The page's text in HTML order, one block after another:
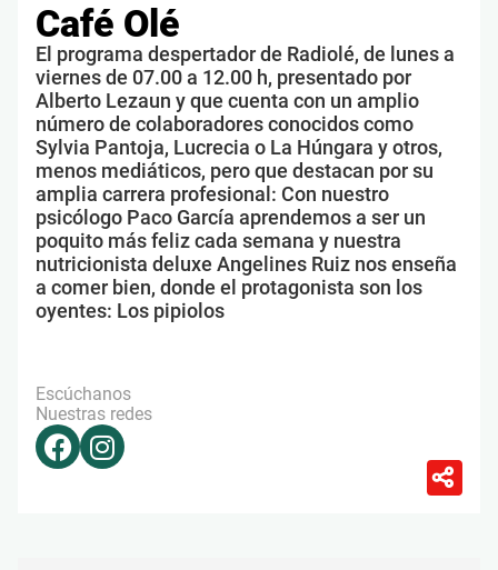
Café Olé
El programa despertador de Radiolé, de lunes a
viernes de 07.00 a 12.00 h, presentado por
Alberto Lezaun y que cuenta con un amplio
número de colaboradores conocidos como
Sylvia Pantoja, Lucrecia o La Húngara y otros,
menos mediáticos, pero que destacan por su
amplia carrera profesional: Con nuestro
psicólogo Paco García aprendemos a ser un
poquito más feliz cada semana y nuestra
nutricionista deluxe Angelines Ruiz nos enseña
a comer bien, donde el protagonista son los
oyentes: Los pipiolos
Escúchanos
Nuestras redes